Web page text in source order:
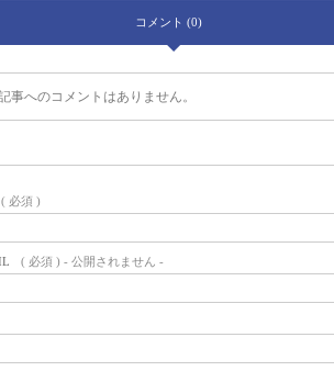
コメント (0)
事へのコメントはありません。
( 必須 )
( 必須 ) - 公開されません -